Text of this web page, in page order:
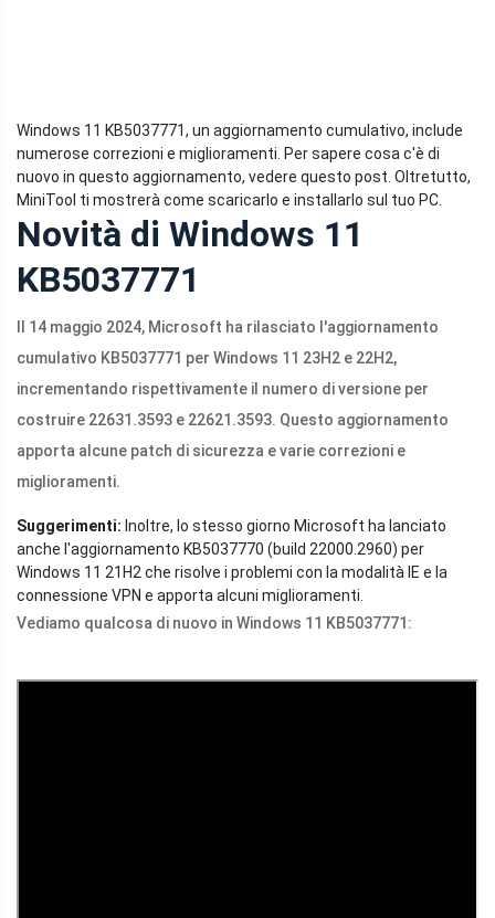
Windows 11 KB5037771, un aggiornamento cumulativo, include
numerose correzioni e miglioramenti. Per sapere cosa c'è di
nuovo in questo aggiornamento, vedere questo post. Oltretutto,
MiniTool ti mostrerà come scaricarlo e installarlo sul tuo PC.
Novità di Windows 11
KB5037771
Il 14 maggio 2024, Microsoft ha rilasciato l'aggiornamento
cumulativo KB5037771 per Windows 11 23H2 e 22H2,
incrementando rispettivamente il numero di versione per
costruire 22631.3593 e 22621.3593. Questo aggiornamento
apporta alcune patch di sicurezza e varie correzioni e
miglioramenti.
Suggerimenti: Inoltre, lo stesso giorno Microsoft ha lanciato
anche l'aggiornamento KB5037770 (build 22000.2960) per
Windows 11 21H2 che risolve i problemi con la modalità IE e la
connessione VPN e apporta alcuni miglioramenti.
Vediamo qualcosa di nuovo in Windows 11 KB5037771: